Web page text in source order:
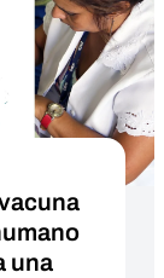
una